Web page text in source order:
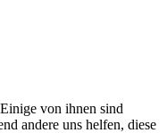
von ihnen sind
andere uns helfen, diese